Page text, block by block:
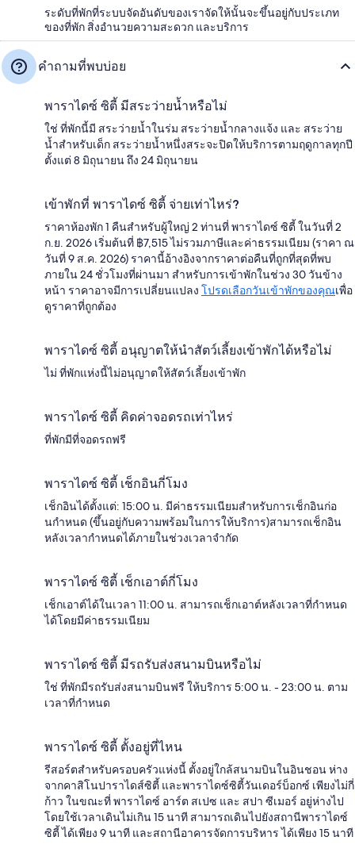
ระดับที่พักที่ระบบจัดอันดับของเราจัดให้นั้นจะขึ้นอยู่กับประเภท
ของที่พัก สิ่งอำนวยความสะดวก และบริการ
คำถามที่พบบ่อย
พาราไดซ์ ซิตี้ มีสระว่ายน้ำหรือไม่
ใช่ ที่พักนี้มี สระว่ายน้ำในร่ม สระว่ายน้ำกลางแจ้ง และ สระว่าย
น้ำสำหรับเด็ก สระว่ายน้ำหนึ่งสระจะปิดให้บริการตามฤดูกาลทุกปี
ตั้งแต่ 8 มิถุนายน ถึง 24 มิถุนายน
เข้าพักที่ พาราไดซ์ ซิตี้ จ่ายเท่าไหร่?
ราคาห้องพัก 1 คืนสำหรับผู้ใหญ่ 2 ท่านที่ พาราไดซ์ ซิตี้ ในวันที่ 2
ก.ย. 2026 เริ่มต้นที่ ฿7,515 ไม่รวมภาษีและค่าธรรมเนียม (ราคา ณ
วันที่ 9 ส.ค. 2026) ราคานี้อ้างอิงจากราคาต่อคืนที่ถูกที่สุดที่พบ
ภายใน 24 ชั่วโมงที่ผ่านมา สำหรับการเข้าพักในช่วง 30 วันข้าง
หน้า ราคาอาจมีการเปลี่ยนแปลง โปรดเลือกวันเข้าพักของคุณเพื่อ
ดูราคาที่ถูกต้อง
พาราไดซ์ ซิตี้ อนุญาตให้นำสัตว์เลี้ยงเข้าพักได้หรือไม่
ไม่ ที่พักแห่งนี้ไม่อนุญาตให้สัตว์เลี้ยงเข้าพัก
พาราไดซ์ ซิตี้ คิดค่าจอดรถเท่าไหร่
ที่พักมีที่จอดรถฟรี
พาราไดซ์ ซิตี้ เช็กอินกี่โมง
เช็กอินได้ตั้งแต่: 15:00 น. มีค่าธรรมเนียมสำหรับการเช็กอินก่อ
นกำหนด (ขึ้นอยู่กับความพร้อมในการให้บริการ)สามารถเช็กอิน
หลังเวลากำหนดได้ภายในช่วงเวลาจำกัด
พาราไดซ์ ซิตี้ เช็กเอาต์กี่โมง
เช็กเอาต์ได้ในเวลา 11:00 น. สามารถเช็กเอาต์หลังเวลาที่กำหนด
ได้โดยมีค่าธรรมเนียม
พาราไดซ์ ซิตี้ มีรถรับส่งสนามบินหรือไม่
ใช่ ที่พักมีรถรับส่งสนามบินฟรี ให้บริการ 5:00 น. - 23:00 น. ตาม
เวลาที่กำหนด
พาราไดซ์ ซิตี้ ตั้งอยู่ที่ไหน
รีสอร์ตสำหรับครอบครัวแห่งนี้ ตั้งอยู่ใกล้สนามบินในอินชอน ห่าง
จากคาสิโนปาราไดส์ซิตี้ และพาราไดซ์ซิตี้วันเดอร์บ็อกซ์ เพียงไม่กี่
ก้าว ในขณะที่ พาราไดซ์ อาร์ต สเปซ และ สปา ซีเมอร์ อยู่ห่างไป
โดยใช้เวลาเดินไม่เกิน 15 นาที สามารถเดินไปยังสถานีพาราไดซ์
ซิตี้ ได้เพียง 9 นาที และสถานีอาคารจัดการบริหาร ได้เพียง 15 นาที